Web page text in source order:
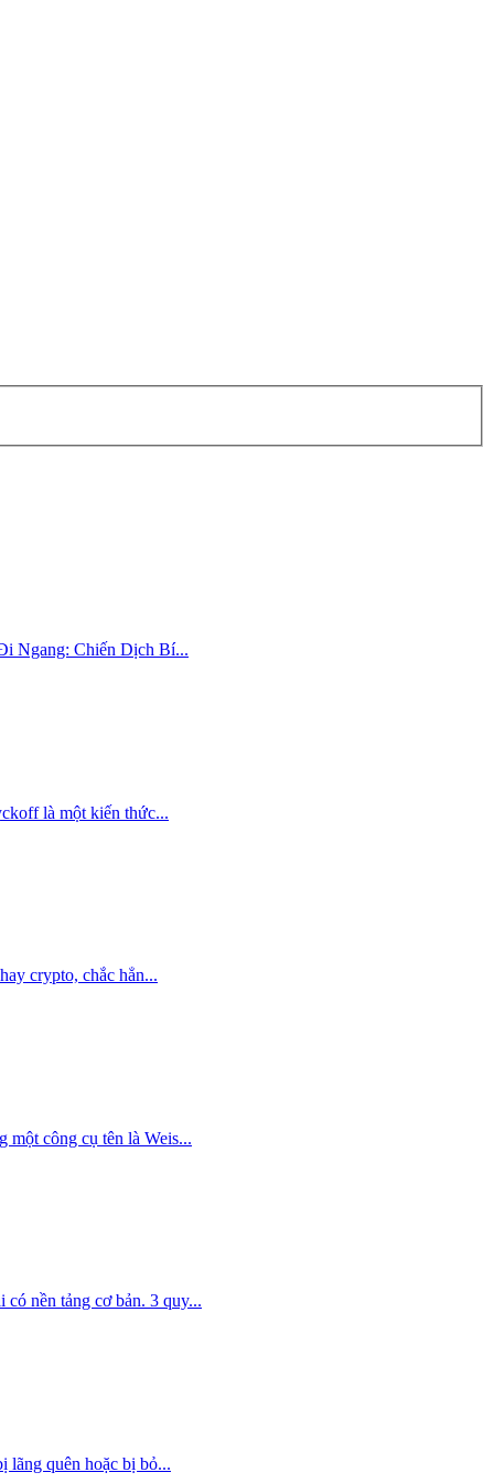
Ngang: Chiến Dịch Bí...
là một kiến thức...
crypto, chắc hẳn...
một công cụ tên là Weis...
nền tảng cơ bản. 3 quy...
lãng quên hoặc bị bỏ...